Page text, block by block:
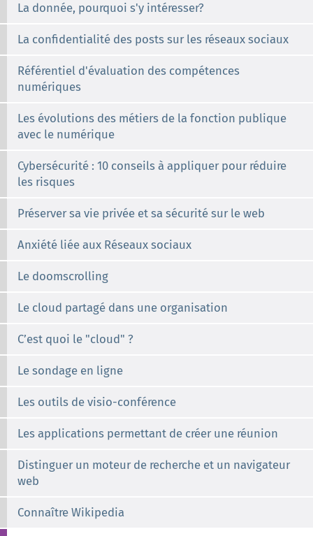
La donnée, pourquoi s'y intéresser?
La confidentialité des posts sur les réseaux sociaux
Référentiel d'évaluation des compétences
numériques
Les évolutions des métiers de la fonction publique
avec le numérique
Cybersécurité : 10 conseils à appliquer pour réduire
les risques
Préserver sa vie privée et sa sécurité sur le web
Anxiété liée aux Réseaux sociaux
Le doomscrolling
Le cloud partagé dans une organisation
C’est quoi le "cloud" ?
Le sondage en ligne
Les outils de visio-conférence
Les applications permettant de créer une réunion
Distinguer un moteur de recherche et un navigateur
web
Connaître Wikipedia